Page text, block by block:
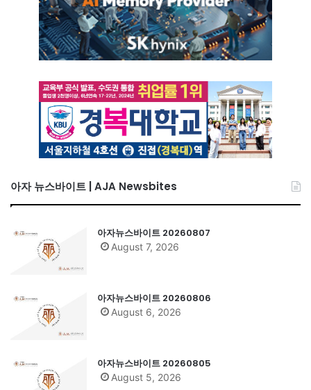
아자 뉴스바이트 | AJA Newsbites
아자뉴스바이트 20260807
August 7, 2026
아자뉴스바이트 20260806
August 6, 2026
아자뉴스바이트 20260805
August 5, 2026